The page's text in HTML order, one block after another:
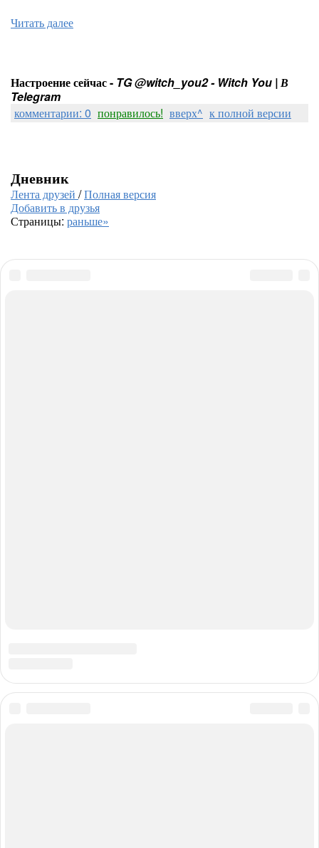
Читать далее
Настроение сейчас - TG @witch_you2 - Witch You | В
Telegram
комментарии: 0 понравилось! вверх^ к полной версии
Дневник
Лента друзей /Полная версия
Добавить в друзья
Страницы: раньше»